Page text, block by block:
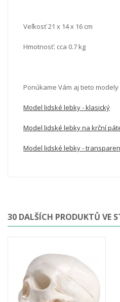
Veľkosť21 x 14 x 16 cm
Hmotnosť: cca 0.7 kg
Ponúkame Vám aj tieto
Model lidské lebky - klasický
Model lidské lebky na krční
Model lidské lebky -
30 DALŠÍCH PRODUKTŮ VE